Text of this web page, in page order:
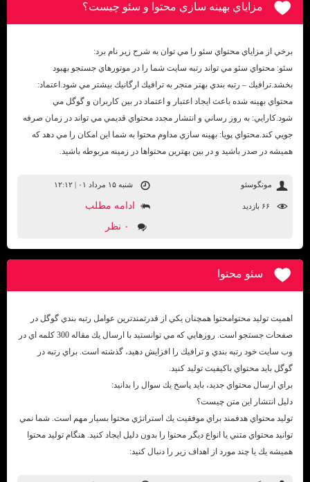
مزاياي بهينه سازي محتوا و سئو چيست؟
برخي از مزاياي محتواي سئو را مي توان به شرح زير نام برد:
سئو: محتواي سئو مي تواند رتبه سايت شما را در موتورهاي جستجو بهبود
بخشد.ترافيك – رتبه بندي بهتر منجر به ترافيك ارگانيك بيشتر مي شود.اعتماد:
محتواي بهينه شده باعث ايجاد اعتبار و اعتماد در بين كاربران و گوگل مي
شود.كارايي: به روز رساني و انتشار مجدد محتواي قديمي مي تواند در زمان صرفه
جويي كند.محتواي پويا: بهينه سازي مداوم محتوا به شما اين امكان را مي دهد كه
هميشه در صدر باشيد و در بين بهترين محتواها در زمينه مربوطه باشيد.
مونگوسئو شنبه ۱۵ مرداد ۰۱ | ۱۲:۱۲
ادامه مطلب
۰ نظر
سئو محتوا
اهميت توليد محتوامحتوا همچنان يكي از قدرتمندترين عوامل رتبه بندي گوگل در
صفحات جستجو است. روزهايي كه مي توانستيد با ارسال يك مقاله 300 كلمه اي در
وب سايت خود رتبه بندي و ترافيك را افزايش دهيد، گذشته است. براي رتبه در
گوگل بايد محتواي باكيفيت توليد كنيد.
براي ارسال محتواي جديد، بايد پاسخ يك سوال را بدانيد:
دليل انتشار اين متن چيست؟
توليد محتواي هدفمند براي موفقيت يك استراتژي محتوا بسيار مهم است. شما نمي
توانيد محتواي متني يا انواع ديگر محتوا را بدون دليل ايجاد كنيد. هنگام توليد محتوا
هميشه يك يا چند مورد از اهداف زير را دنبال كنيد: